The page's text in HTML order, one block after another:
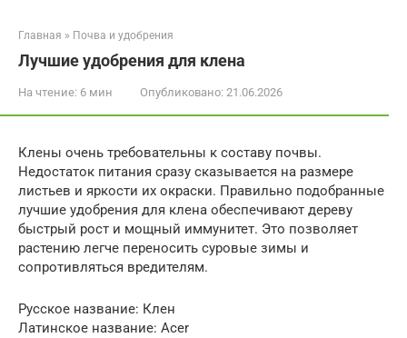
Главная » Почва и удобрения
Лучшие удобрения для клена
На чтение: 6 мин Опубликовано: 21.06.2026
Клены очень требовательны к составу почвы.
Недостаток питания сразу сказывается на размере
листьев и яркости их окраски. Правильно подобранные
лучшие удобрения для клена обеспечивают дереву
быстрый рост и мощный иммунитет. Это позволяет
растению легче переносить суровые зимы и
сопротивляться вредителям.
Русское название: Клен
Латинское название: Acer